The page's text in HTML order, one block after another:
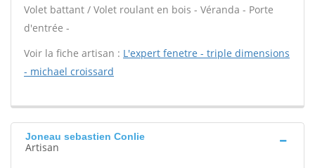
Volet battant / Volet roulant en bois - Véranda - Porte
d'entrée -
Voir la fiche artisan : L'expert fenetre - triple dimensions
- michael croissard
Joneau sebastien Conlie
Artisan